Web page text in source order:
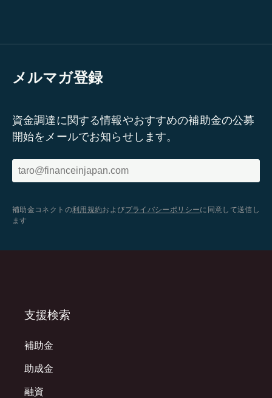
メルマガ登録
資金調達に関する情報やおすすめの補助金の公募
開始をメールでお知らせします。
補助金コネクトの利用規約およびプライバシーポリシーに同意して送信し
ます
支援検索
補助金
助成金
融資